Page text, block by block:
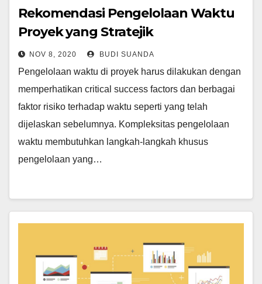
Rekomendasi Pengelolaan Waktu
Proyek yang Stratejik
NOV 8, 2020 BUDI SUANDA
Pengelolaan waktu di proyek harus dilakukan dengan
memperhatikan critical success factors dan berbagai
faktor risiko terhadap waktu seperti yang telah
dijelaskan sebelumnya. Kompleksitas pengelolaan
waktu membutuhkan langkah-langkah khusus
pengelolaan yang…